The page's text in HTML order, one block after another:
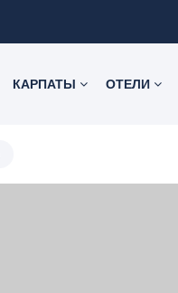
КАРПАТЫ ОТЕЛИ